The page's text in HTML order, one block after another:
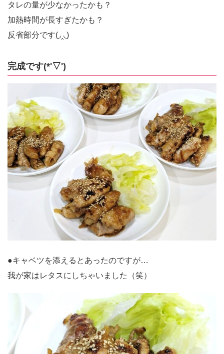
タレの量が少なかったかも？
加熱時間が長すぎたかも？
反省部分です(◞‸◟)
完成です(*'▽')
●キャベツを添えるとあったのですが…
我が家はレタスにしちゃいました（笑）